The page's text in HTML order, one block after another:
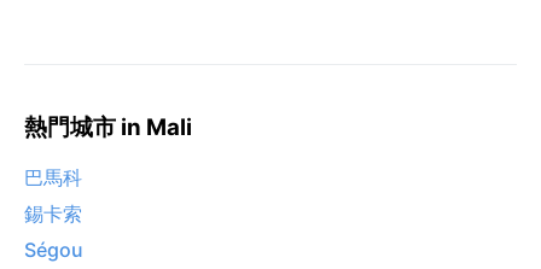
熱門城市 in Mali
巴馬科
錫卡索
Ségou